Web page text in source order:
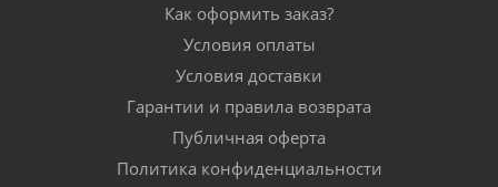
Как оформить заказ?
Условия оплаты
Условия доставки
Гарантии и правила возврата
Публичная оферта
Политика конфиденциальности